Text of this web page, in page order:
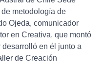
metodología de
Ojeda, comunicador
en Creativa, que montó
en él junto a
de Creación